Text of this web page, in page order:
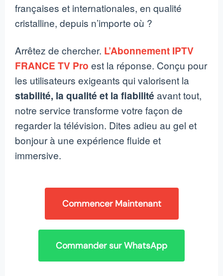
françaises et internationales, en qualité
cristalline, depuis n’importe où ?
Arrêtez de chercher. L’Abonnement IPTV
FRANCE TV Pro est la réponse. Conçu pour
les utilisateurs exigeants qui valorisent la
stabilité, la qualité et la fiabilité avant tout,
notre service transforme votre façon de
regarder la télévision. Dites adieu au gel et
bonjour à une expérience fluide et
immersive.
Commencer Maintenant
Commander sur WhatsApp